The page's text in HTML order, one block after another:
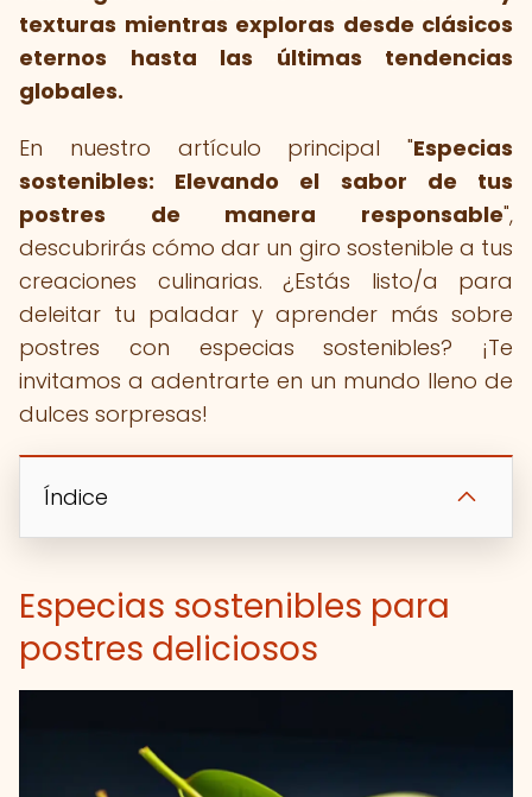
texturas mientras exploras desde clásicos
eternos hasta las últimas tendencias
globales.
En nuestro artículo principal "Especias
sostenibles: Elevando el sabor de tus
postres de manera responsable",
descubrirás cómo dar un giro sostenible a tus
creaciones culinarias. ¿Estás listo/a para
deleitar tu paladar y aprender más sobre
postres con especias sostenibles? ¡Te
invitamos a adentrarte en un mundo lleno de
dulces sorpresas!
Índice
Especias sostenibles para
postres deliciosos